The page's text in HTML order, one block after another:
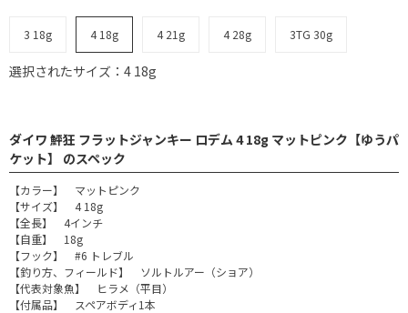
3 18g 4 18g 4 21g 4 28g 3TG 30g
選択されたサイズ：4 18g
ダイワ 鮃狂 フラットジャンキー ロデム 4 18g マットピンク【ゆうパ
ケット】 のスペック
【カラー】 マットピンク
【サイズ】 4 18g
【全長】 4インチ
【自重】 18g
【フック】 #6 トレブル
【釣り方、フィールド】 ソルトルアー（ショア）
【代表対象魚】 ヒラメ（平目）
【付属品】 スペアボディ1本